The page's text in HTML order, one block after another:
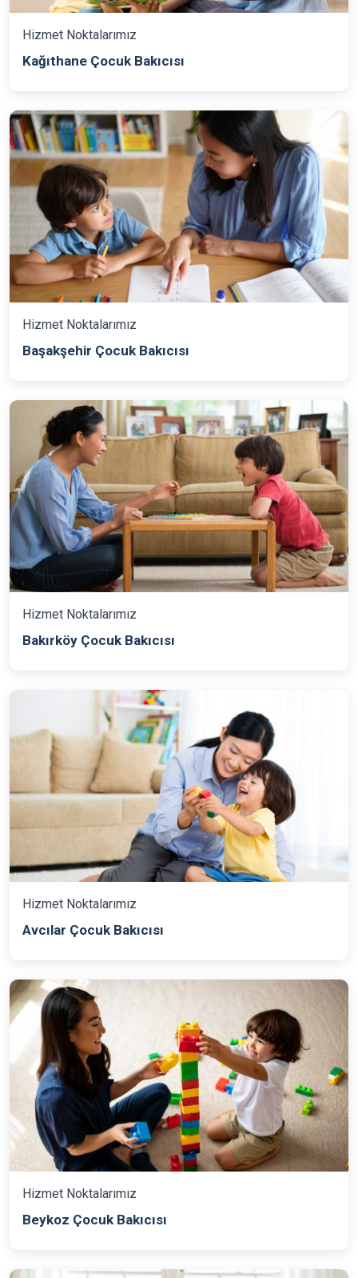
Hizmet Noktalarımız
Kağıthane Çocuk Bakıcısı
Hizmet Noktalarımız
Başakşehir Çocuk Bakıcısı
Hizmet Noktalarımız
Bakırköy Çocuk Bakıcısı
Hizmet Noktalarımız
Avcılar Çocuk Bakıcısı
Hizmet Noktalarımız
Beykoz Çocuk Bakıcısı